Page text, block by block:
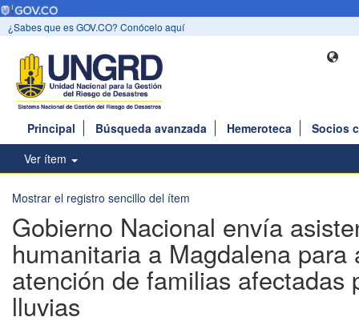
¿Sabes que es GOV.CO? Conócelo aquí
Principal Búsqueda avanzada Hemeroteca
Socios
Ver ítem
Mostrar el registro sencillo del ítem
Gobierno Nacional envía
humanitaria a Magdalena para
atención de familias afectadas
lluvias